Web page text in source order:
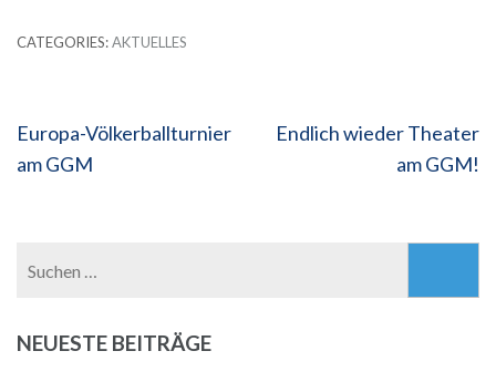
CATEGORIES:AKTUELLES
Beitragsnavigation
Europa-Völkerballturnier
am GGM
Endlich wieder Theater
am GGM!
NEUESTE BEITRÄGE